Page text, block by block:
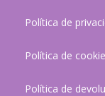
Política de
Política de
Política de